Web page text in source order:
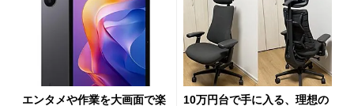
エンタメや作業を大画面で楽
10万円台で手に入る、理想の